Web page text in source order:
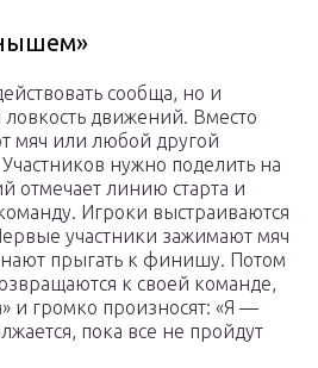
сообща, но и
ловкость движений. Вместо
мяч или любой другой
нужно поделить на
отмечает линию старта и
Игроки выстраиваются
участники зажимают мяч
прыгать к финишу. Потом
к своей команде,
и громко произносят: «Я —
пока все не пройдут